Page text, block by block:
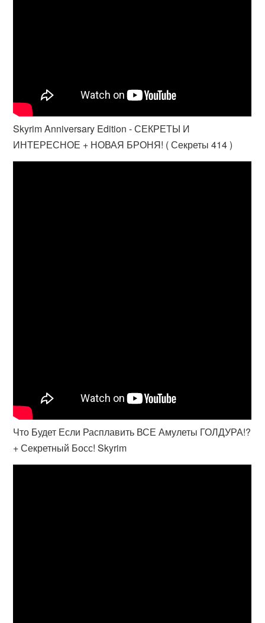
Skyrim Anniversary Edition - СЕКРЕТЫ И
ИНТЕРЕСНОЕ + НОВАЯ БРОНЯ! ( Секреты 414 )
Что Будет Если Расплавить ВСЕ Амулеты ГОЛДУРА!?
+ Секретный Босс! Skyrim